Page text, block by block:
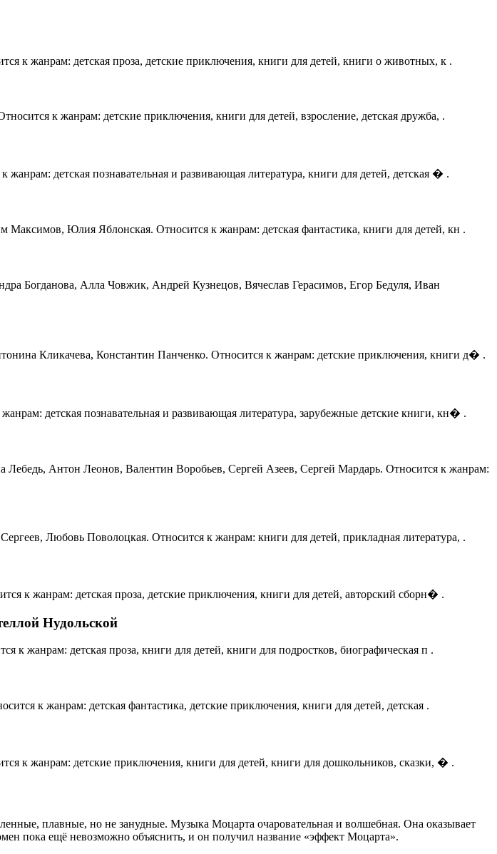
к жанрам: детская проза, детские приключения, книги для детей, книги о животных, к .
к жанрам: детские приключения, книги для детей, взросление, детская дружба, .
детская познавательная и развивающая литература, книги для детей, детская � .
Юлия Яблонская. Относится к жанрам: детская фантастика, книги для детей, кн .
Богданова, Алла Човжик, Андрей Кузнецов, Вячеслав Герасимов, Егор Бедуля, Иван
Кликачева, Константин Панченко. Относится к жанрам: детские приключения, книги д� .
детская познавательная и развивающая литература, зарубежные детские книги, кн� .
Антон Леонов, Валентин Воробьев, Сергей Азеев, Сергей Мардарь. Относится к жанрам:
Любовь Поволоцкая. Относится к жанрам: книги для детей, прикладная литература, .
к жанрам: детская проза, детские приключения, книги для детей, авторский сборн� .
Нудольской
жанрам: детская проза, книги для детей, книги для подростков, биографическая п .
к жанрам: детская фантастика, детские приключения, книги для детей, детская .
к жанрам: детские приключения, книги для детей, книги для дошкольников, сказки, � .
плавные, но не занудные. Музыка Моцарта очаровательная и волшебная. Она оказывает
пока ещё невозможно объяснить, и он получил название «эффект Моцарта».